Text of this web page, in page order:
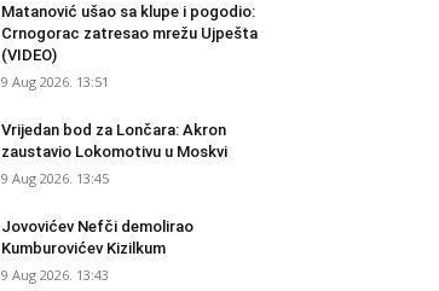
Matanović ušao sa klupe i pogodio:
Crnogorac zatresao mrežu Ujpešta
(VIDEO)
9 Aug 2026. 13:51
Vrijedan bod za Lončara: Akron
zaustavio Lokomotivu u Moskvi
9 Aug 2026. 13:45
Jovovićev Nefči demolirao
Kumburovićev Kizilkum
9 Aug 2026. 13:43